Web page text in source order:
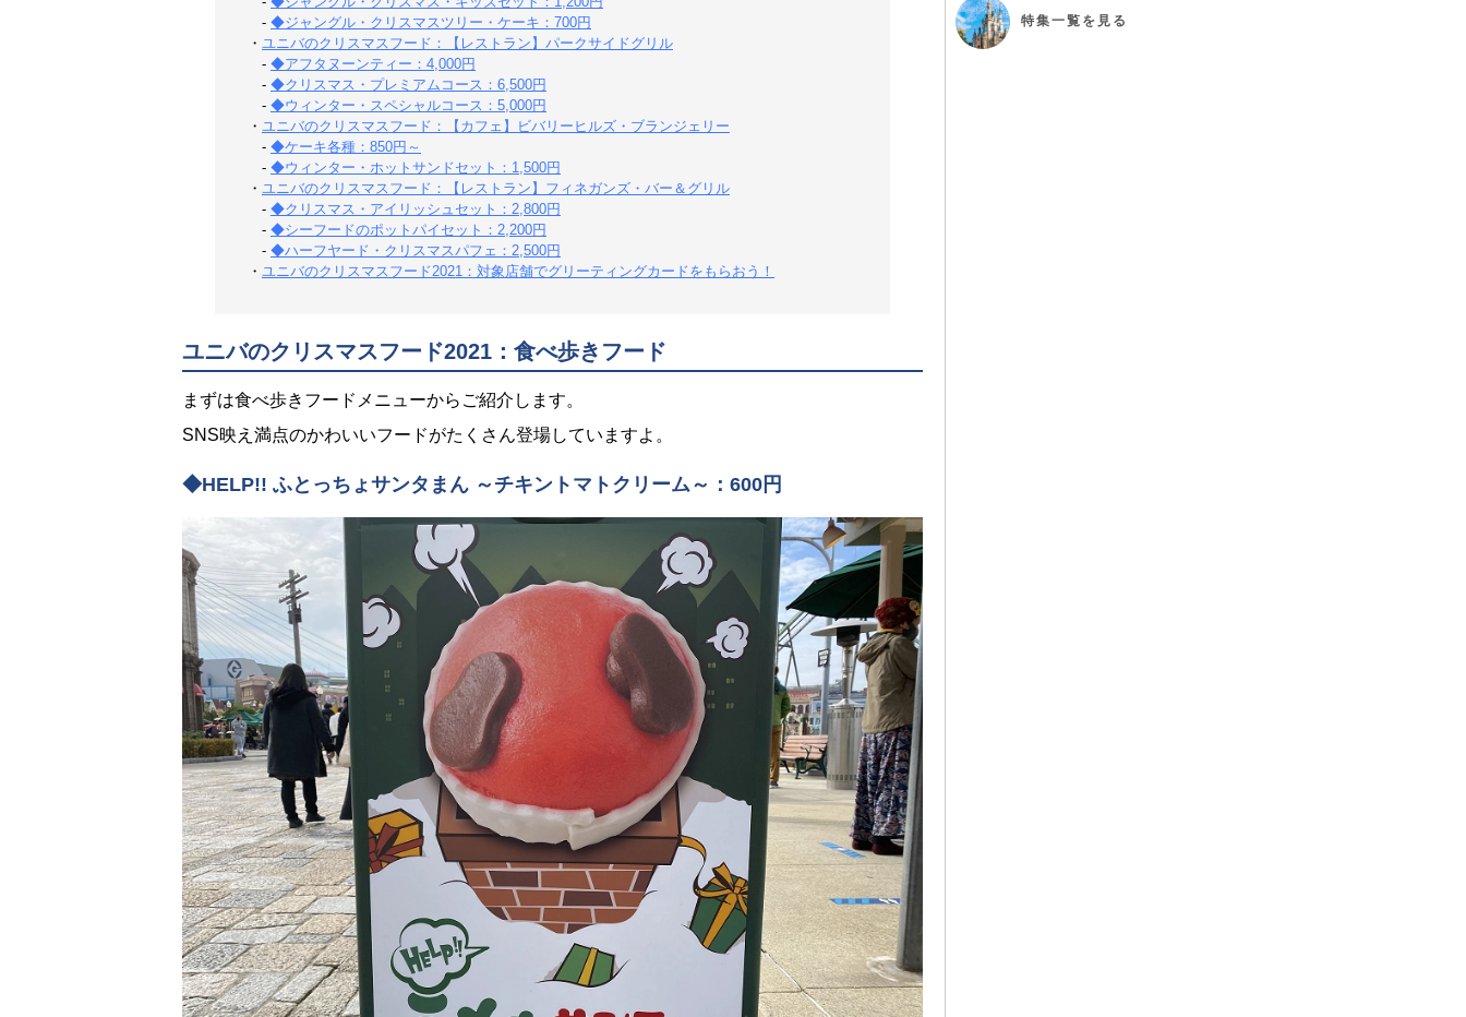
- ◆ジャングル・クリスマスツリー・ケーキ：700円
・ ユニバのクリスマスフード：【レストラン】パークサイドグリル
- ◆アフタヌーンティー：4,000円
- ◆クリスマス・プレミアムコース：6,500円
- ◆ウィンター・スペシャルコース：5,000円
・ ユニバのクリスマスフード：【カフェ】ビバリーヒルズ・ブランジェリー
- ◆ケーキ各種：850円～
- ◆ウィンター・ホットサンドセット：1,500円
・ ユニバのクリスマスフード：【レストラン】フィネガンズ・バー＆グリル
- ◆クリスマス・アイリッシュセット：2,800円
- ◆シーフードのポットパイセット：2,200円
- ◆ハーフヤード・クリスマスパフェ：2,500円
・ ユニバのクリスマスフード2021：対象店舗でグリーティングカードをもらおう！
ユニバのクリスマスフード2021：食べ歩きフード
まずは食べ歩きフードメニューからご紹介します。
SNS映え満点のかわいいフードがたくさん登場していますよ。
◆HELP!! ふとっちょサンタまん ～チキントマトクリーム～：600円
特集一覧を見る